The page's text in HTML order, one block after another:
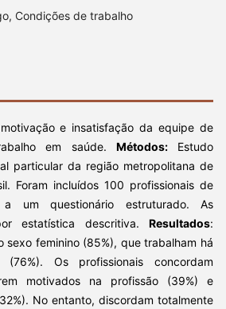
Condições de trabalho
e insatisfação da equipe de
em saúde. Métodos:Estudo
particular da região metropolitana de
Foram incluídos 100 profissionais de
a um questionário estruturado. As
estatística descritiva. Resultados:
sexo feminino (85%), que trabalham há
Os profissionais concordam
motivados na profissão (39%) e
No entanto, discordam totalmente